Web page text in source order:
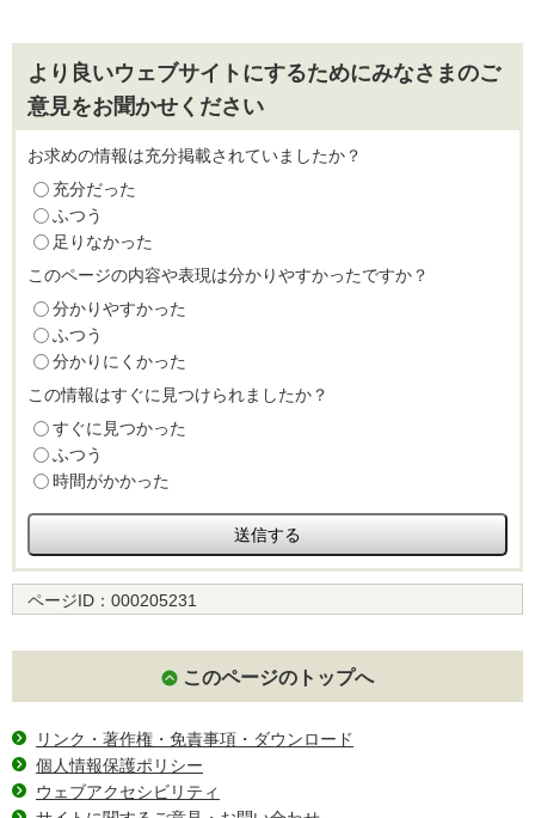
より良いウェブサイトにするためにみなさまのご
意見をお聞かせください
お求めの情報は充分掲載されていましたか？
充分だった
ふつう
足りなかった
このページの内容や表現は分かりやすかったですか？
分かりやすかった
ふつう
分かりにくかった
この情報はすぐに見つけられましたか？
すぐに見つかった
ふつう
時間がかかった
ページID： 000205231
このページのトップへ
リンク・著作権・免責事項・ダウンロード
個人情報保護ポリシー
ウェブアクセシビリティ